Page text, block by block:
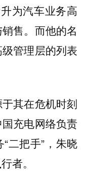
为汽车业务高
售。而他的名
管理层的列表
其在危机时刻
充电网络负责
二把手”，朱晓
者。